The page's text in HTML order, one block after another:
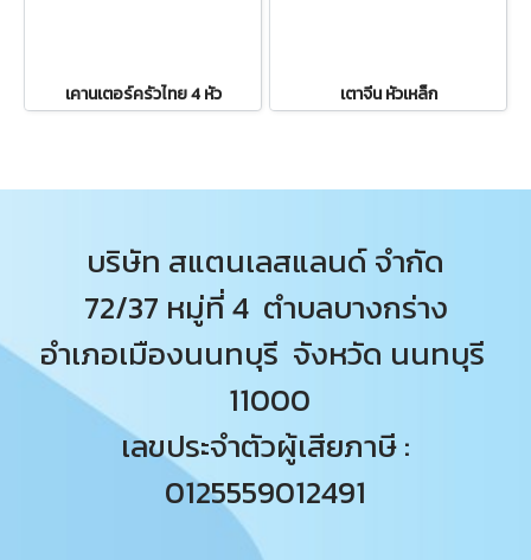
เคานเตอร์ครัวไทย 4 หัว เตาจีน หัวเหล็ก
บริษัท สแตนเลสแลนด์ จำกัด
72/37 หมู่ที่ 4 ตำบลบางกร่าง
อำเภอเมืองนนทบุรี จังหวัด นนทบุรี
11000
เลขประจำตัวผู้เสียภาษี :
0125559012491